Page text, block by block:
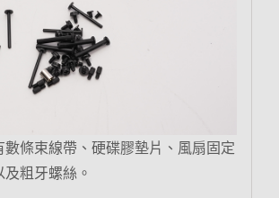
數條束線帶、硬碟膠墊片、風扇固定
粗牙螺絲。